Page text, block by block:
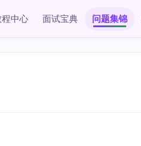
程中心 面试宝典 问题集锦